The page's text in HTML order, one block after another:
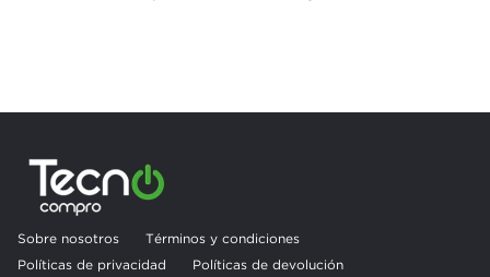
Sobre nosotros
Términos y condiciones
Políticas de privacidad
Políticas de devolución